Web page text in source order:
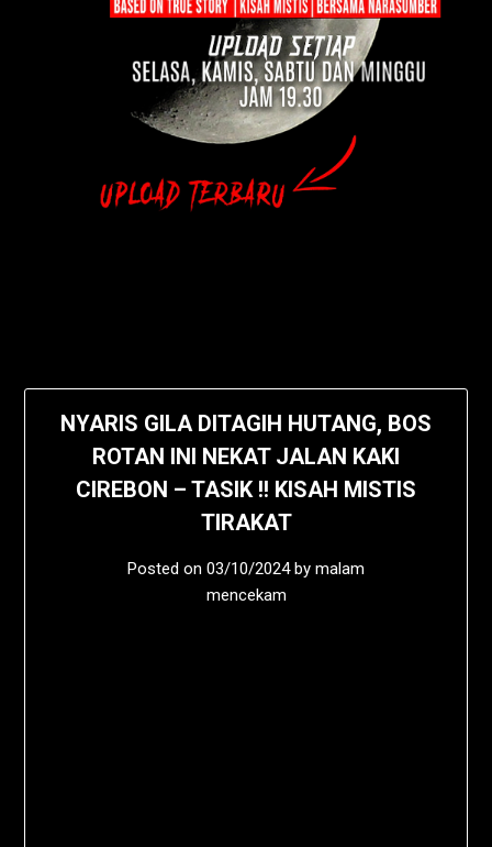
NYARIS GILA DITAGIH HUTANG, BOS
ROTAN INI NEKAT JALAN KAKI
CIREBON – TASIK !! KISAH MISTIS
TIRAKAT
Posted on 03/10/2024by malam
mencekam